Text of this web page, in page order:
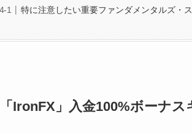
特に注意したい重要ファンダメンタルズ・
IronFX」入金100%ボーナス